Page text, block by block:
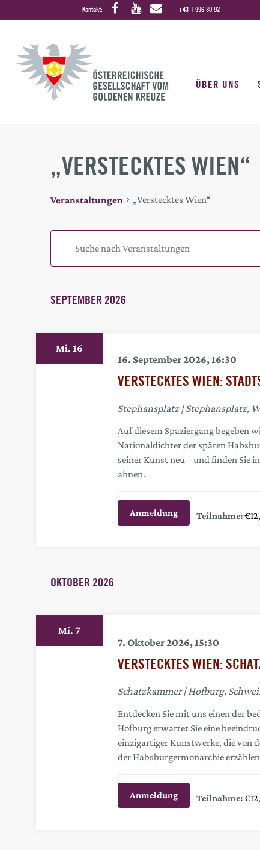
Kontakt: +43 1 996 80 92
ÜBER UNS
„VERSTECKTES WIEN“
Veranstaltungen „Verstecktes Wien“
VERANSTALTUNGEN
VERANSTALTUNGEN
SUCH-
UND
Suche
Schlüsselwort.
SEPTEMBER 2026
Mi.16
VERSTECKTES WIEN:
16. September 2026, 16:30
Stephansplatz Stephansplatz,
Auf diesem Spaziergang begeben
Nationaldichter der späten
seiner Kunst neu – und finden Sie
ahnen.
Anmeldung
OKTOBER 2026
Mi.7
VERSTECKTES WIEN:
7. Oktober 2026, 15:30
Schatzkammer Hofburg,
Entdecken Sie mit uns einen der
Hofburg erwartet Sie eine
einzigartiger Kunstwerke, die von
der Habsburgermonarchie
Anmeldung